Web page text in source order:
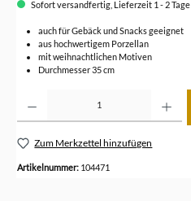
Sofort versandfertig, Lieferzeit 1 - 2 Tage
auch für Gebäck und Snacks geeignet
aus hochwertigem Porzellan
mit weihnachtlichen Motiven
Durchmesser 35 cm
Zum Merkzettel hinzufügen
Artikelnummer: 104471